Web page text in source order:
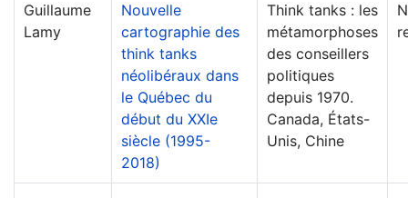
Guillaume
Lamy
Nouvelle
cartographie des
think tanks
néolibéraux dans
le Québec du
début du XXIe
siècle (1995-
2018)
Think tanks : les
métamorphoses
des conseillers
politiques
depuis 1970.
Canada, États-
Unis, Chine